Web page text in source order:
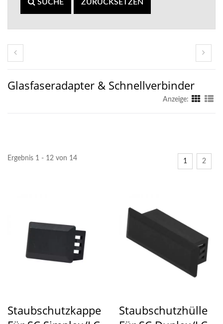
SUCHE ZURÜCKSETZEN
Glasfaseradapter & Schnellverbinder
Anzeige:
Ergebnis 1 - 12 von 14 1 2
Staubschutzkappe
Staubschutzhülle